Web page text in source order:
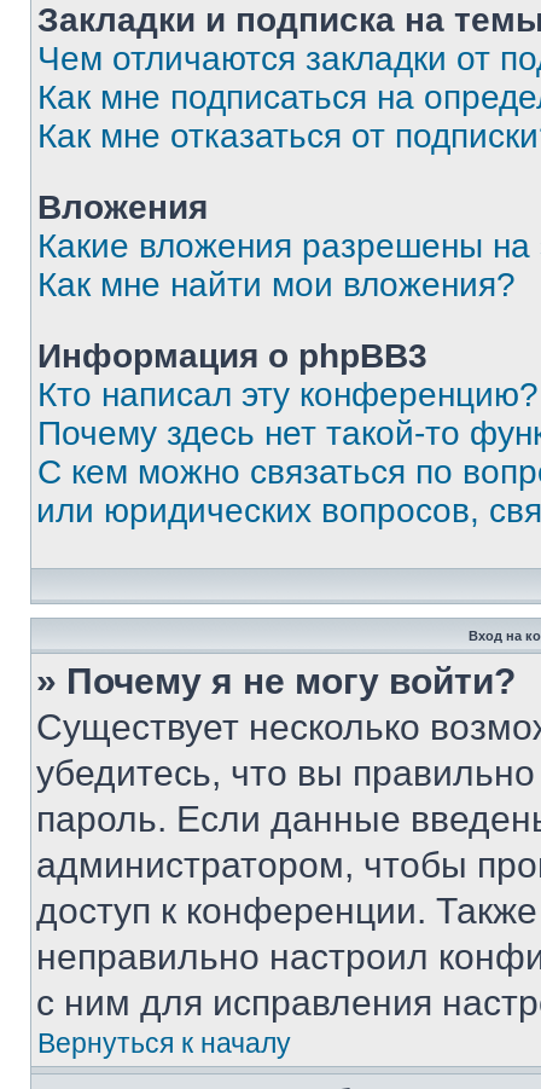
Закладки и подписка на
Чем отличаются закладки от
Как мне подписаться на
Как мне отказаться от
Вложения
Какие вложения разрешены
Как мне найти мои вложения?
Информация о phpBB3
Кто написал эту конференцию?
Почему здесь нет такой-то
С кем можно связаться по
или юридических вопросов,
Вход на
» Почему я не могу войти?
Существует несколько
убедитесь, что вы
пароль. Если данные
администратором, чтобы
доступ к конференции.
неправильно настроил
с ним для исправления
Вернуться к началу